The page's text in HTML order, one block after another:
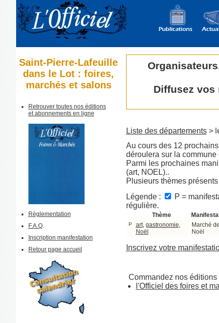
Saint-Pierre-Lafeuille
dans le Lot : foires,
marchés et salons
Retrouver toutes nos éditions
et abonnements en ligne
Règlementation
F.A.Q.
Inscription manifestation
Retour page accueil
Diffusez vos
Liste des départements>
Au cours des 12
déroulera sur la
Parmi les prochaines
(art, NOEL)..
Plusieurs thèmes
Légende :
P =
régulière.
Thème
P art, gastronomie,
Noël
Marché
Noël
Inscrivez votre
Commandez nos éditions
l'Officiel des foires et